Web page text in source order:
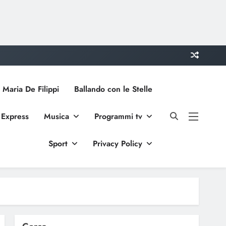
De Filippi Ballando con le Stelle
Musica Programmi tv
Sport Privacy Policy